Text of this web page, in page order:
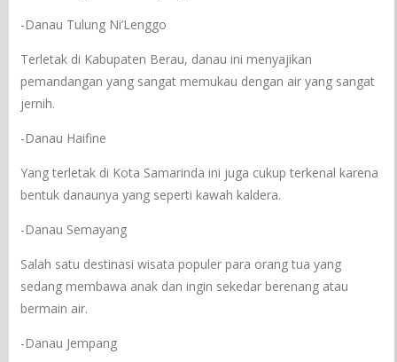
-Danau Tulung Ni’Lenggo
Terletak di Kabupaten Berau, danau ini menyajikan
pemandangan yang sangat memukau dengan air yang sangat
jernih.
-Danau Haifine
Yang terletak di Kota Samarinda ini juga cukup terkenal karena
bentuk danaunya yang seperti kawah kaldera.
-Danau Semayang
Salah satu destinasi wisata populer para orang tua yang
sedang membawa anak dan ingin sekedar berenang atau
bermain air.
-Danau Jempang